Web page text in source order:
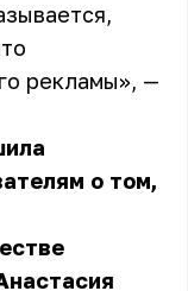
рекламы», —
о том,